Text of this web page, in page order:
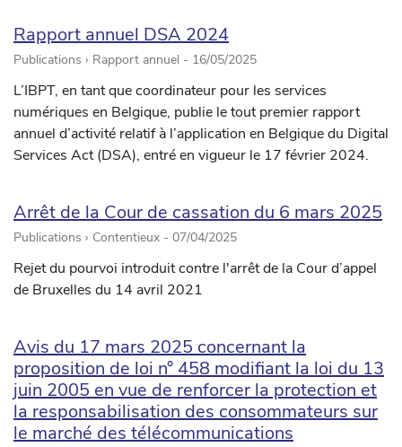
Rapport annuel DSA 2024
Publications › Rapport annuel - 16/05/2025
L’IBPT, en tant que coordinateur pour les services
numériques en Belgique, publie le tout premier rapport
annuel d’activité relatif à l’application en Belgique du Digital
Services Act (DSA), entré en vigueur le 17 février 2024.
Arrêt de la Cour de cassation du 6 mars 2025
Publications › Contentieux - 07/04/2025
Rejet du pourvoi introduit contre l'arrêt de la Cour d’appel
de Bruxelles du 14 avril 2021
Avis du 17 mars 2025 concernant la
proposition de loi n° 458 modifiant la loi du 13
juin 2005 en vue de renforcer la protection et
la responsabilisation des consommateurs sur
le marché des télécommunications